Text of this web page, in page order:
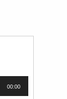
00:00